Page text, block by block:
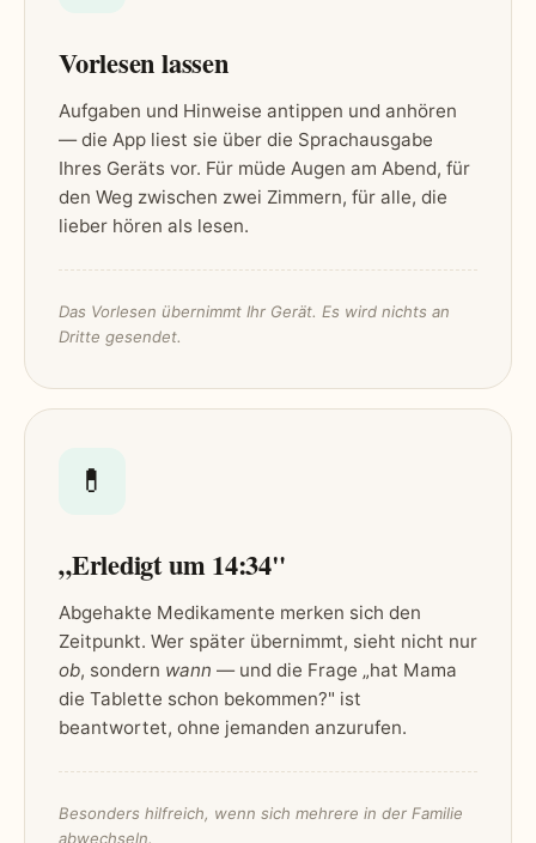
Vorlesen lassen
Aufgaben und Hinweise antippen und anhören
— die App liest sie über die Sprachausgabe
Ihres Geräts vor. Für müde Augen am Abend, für
den Weg zwischen zwei Zimmern, für alle, die
lieber hören als lesen.
Das Vorlesen übernimmt Ihr Gerät. Es wird nichts an
Dritte gesendet.
💊
„Erledigt um 14:34"
Abgehakte Medikamente merken sich den
Zeitpunkt. Wer später übernimmt, sieht nicht nur
ob, sondern wann — und die Frage „hat Mama
die Tablette schon bekommen?" ist
beantwortet, ohne jemanden anzurufen.
Besonders hilfreich, wenn sich mehrere in der Familie
abwechseln.